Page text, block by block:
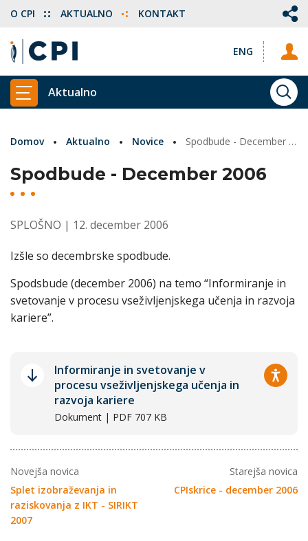
ENG
O CPI AKTUALNO KONTAKT
PRIKAŽI GLAVNI MENI
Aktualno
Domov Aktualno Novice Spodbude - December 2006
Spodbude - December 2006
SPLOŠNO | 12. december 2006
Izšle so decembrske spodbude.
Spodsbude (december 2006) na temo “Informiranje in
svetovanje v procesu vseživljenjskega učenja in razvoja
kariere”.
Informiranje in svetovanje v
procesu vseživljenjskega učenja in
razvoja kariere
Dokument | PDF 707 KB
Novejša novica
Splet izobraževanja in
raziskovanja z IKT - SIRIKT
2007
Starejša novica
CPIskrice - december 2006